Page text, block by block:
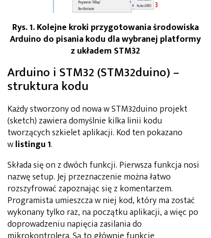
Rys. 1. Kolejne kroki przygotowania środowiska
Arduino do pisania kodu dla wybranej platformy
z układem STM32
Arduino i STM32 (STM32duino) –
struktura kodu
Każdy stworzony od nowa w STM32duino projekt
(sketch) zawiera domyślnie kilka linii kodu
tworzących szkielet aplikacji. Kod ten pokazano
wlistingu 1.
Składa się on z dwóch funkcji. Pierwsza funkcja nosi
nazwę setup. Jej przeznaczenie można łatwo
rozszyfrować zapoznając się z komentarzem.
Programista umieszcza w niej kod, który ma zostać
wykonany tylko raz, na początku aplikacji, a więc po
doprowadzeniu napięcia zasilania do